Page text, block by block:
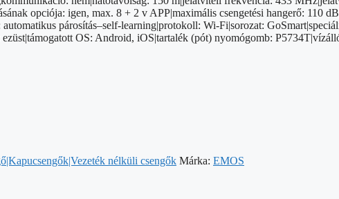
opciója: igen, max. 8 + 2 v APP|maximális csengetési hangerő: 110
párosítás–self-learning|protokoll: Wi-Fi|sorozat:
OS: Android, iOS|tartalék (pót) nyomógomb:
nélküli csengők Márka: EMOS